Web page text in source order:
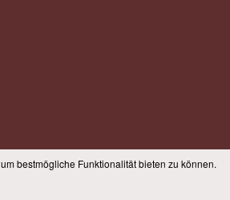
bestmögliche Funktionalität bieten zu können.